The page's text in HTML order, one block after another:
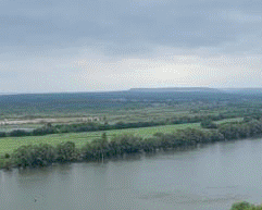
Exporter les lignes sélectionnées
Exporter toutes les colonnes
Exporter uniquement les
Menu
Ajoutez un logo, un bouton, des
Cliquez pour éditer